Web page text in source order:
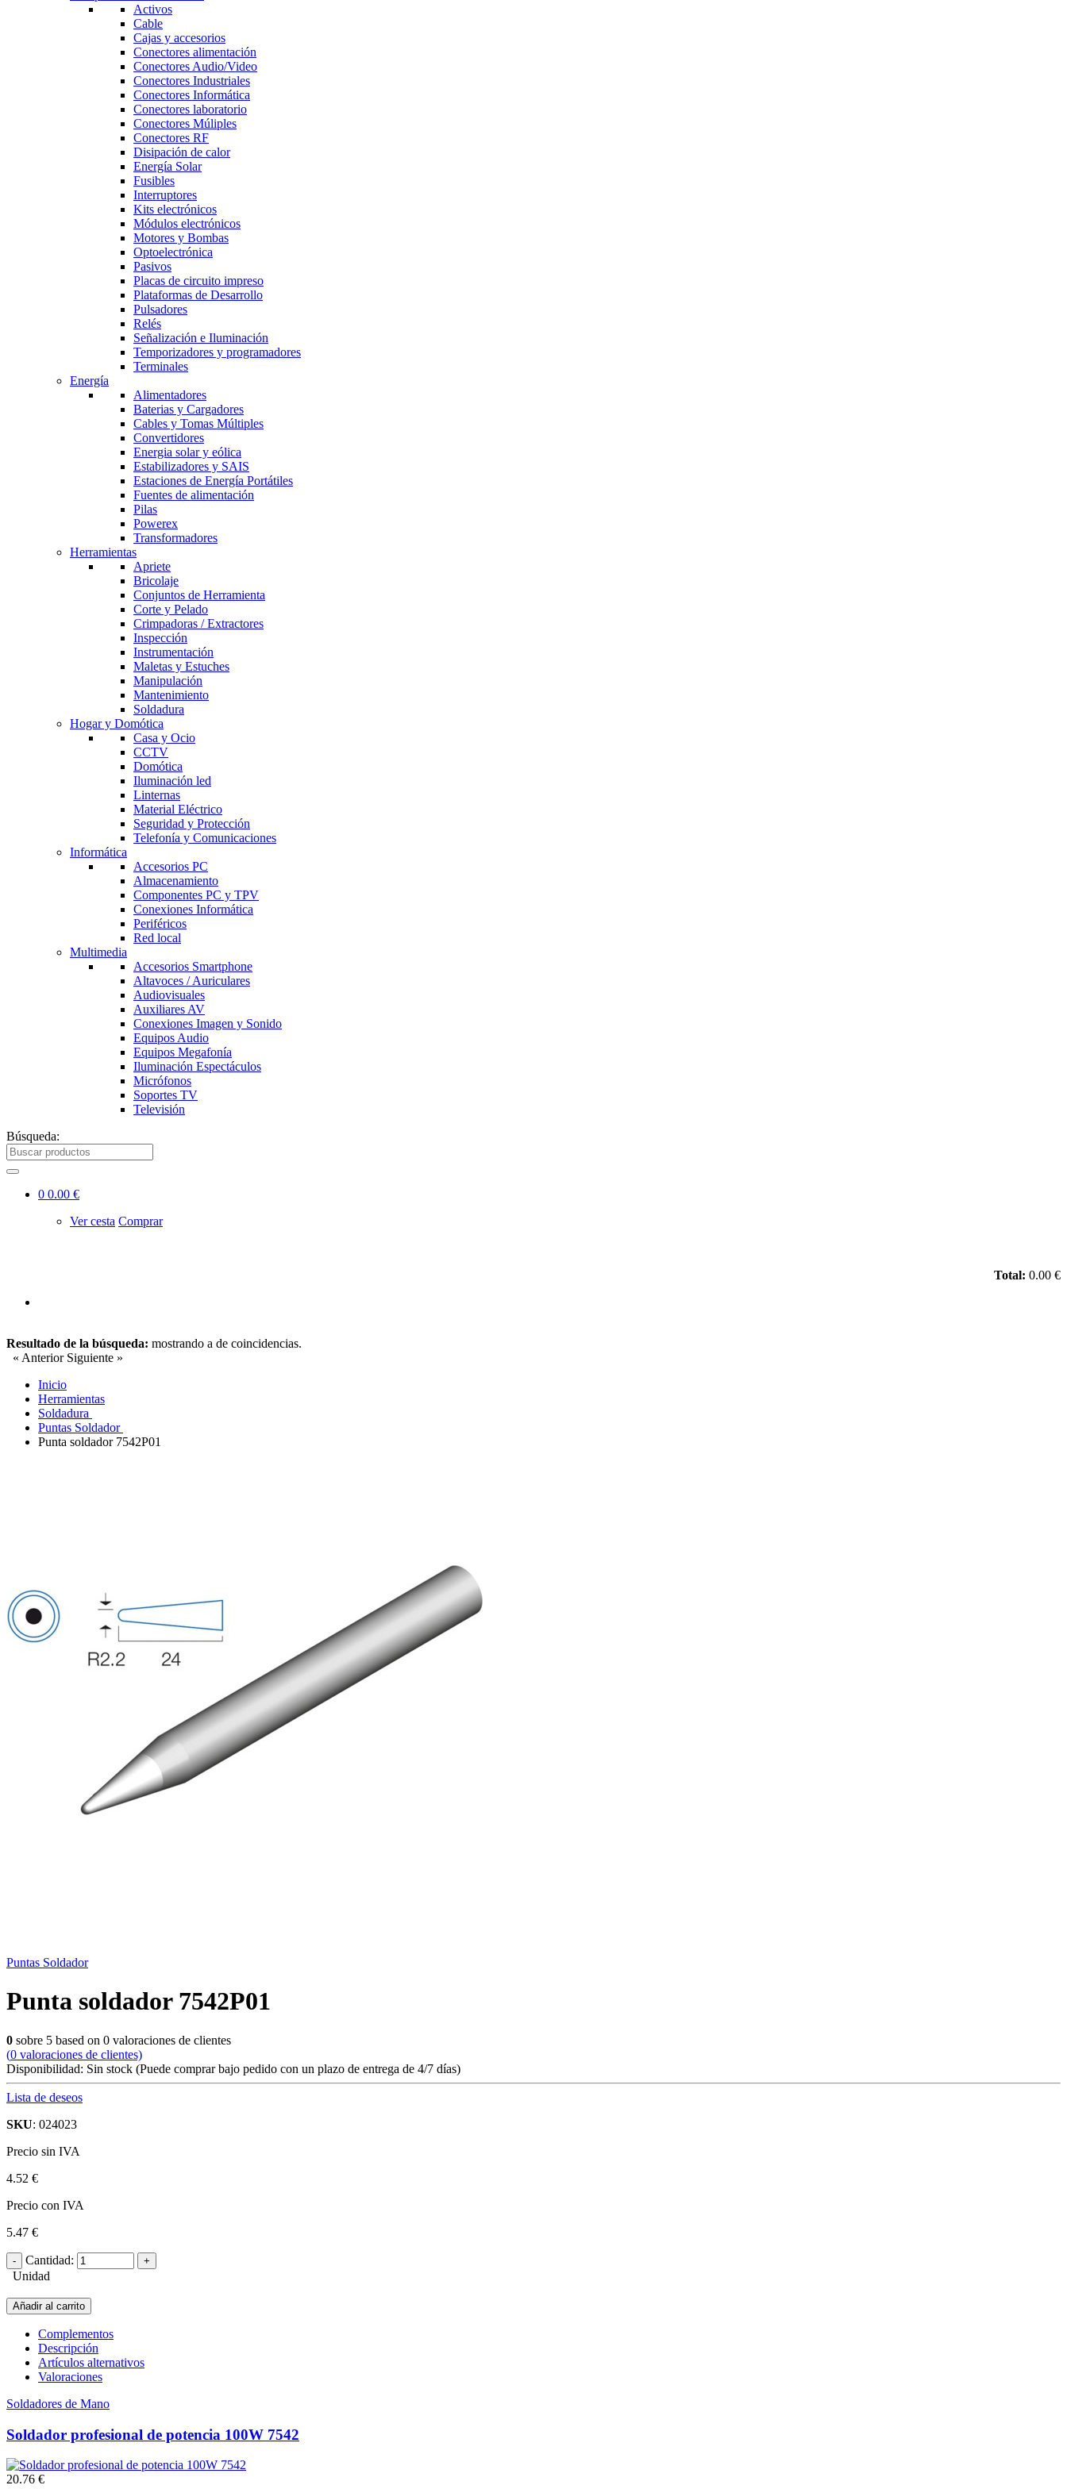
Activos
Cable
Cajas y accesorios
Conectores alimentación
Conectores Audio/Video
Conectores Industriales
Conectores Informática
Conectores laboratorio
Conectores Múliples
Conectores RF
Disipación de calor
Energía Solar
Fusibles
Interruptores
Kits electrónicos
Módulos electrónicos
Motores y Bombas
Optoelectrónica
Pasivos
Placas de circuito impreso
Plataformas de Desarrollo
Pulsadores
Relés
Señalización e Iluminación
Temporizadores y programadores
Terminales
Energía
Alimentadores
Baterias y Cargadores
Cables y Tomas Múltiples
Convertidores
Energia solar y eólica
Estabilizadores y SAIS
Estaciones de Energía Portátiles
Fuentes de alimentación
Pilas
Powerex
Transformadores
Herramientas
Apriete
Bricolaje
Conjuntos de Herramienta
Corte y Pelado
Crimpadoras / Extractores
Inspección
Instrumentación
Maletas y Estuches
Manipulación
Mantenimiento
Soldadura
Hogar y Domótica
Casa y Ocio
CCTV
Domótica
Iluminación led
Linternas
Material Eléctrico
Seguridad y Protección
Telefonía y Comunicaciones
Informática
Accesorios PC
Almacenamiento
Componentes PC y TPV
Conexiones Informática
Periféricos
Red local
Multimedia
Accesorios Smartphone
Altavoces / Auriculares
Audiovisuales
Auxiliares AV
Conexiones Imagen y Sonido
Equipos Audio
Equipos Megafonía
Iluminación Espectáculos
Micrófonos
Soportes TV
Televisión
Búsqueda:
0 0.00 €
Ver cesta Comprar
Total: 0.00 €
Resultado de la búsqueda: mostrando a de coincidencias.
« Anterior Siguiente »
Inicio
Herramientas
Soldadura
Puntas Soldador
Punta soldador 7542P01
Puntas Soldador
Punta soldador 7542P01
0 sobre 5 based on 0 valoraciones de clientes
(0 valoraciones de clientes)
Disponibilidad: Sin stock (Puede comprar bajo pedido con un plazo de entrega de 4/7 días)
Lista de deseos
SKU: 024023
Precio sin IVA
4.52 €
Precio con IVA
5.47 €
Cantidad:
Unidad
Añadir al carrito
Complementos
Descripción
Artículos alternativos
Valoraciones
Soldadores de Mano
Soldador profesional de potencia 100W 7542
20.76 €